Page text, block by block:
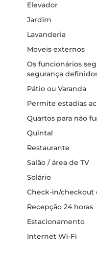
Elevador
Jardim
Lavanderia
Moveis externos
Os funcionários
segurança
Pátio ou Varanda
Permite estadias
Quartos para não
Quintal
Restaurante
Salão / área de TV
Solário
Check-in/checkout
Recepção 24 horas
Estacionamento
Internet Wi-Fi